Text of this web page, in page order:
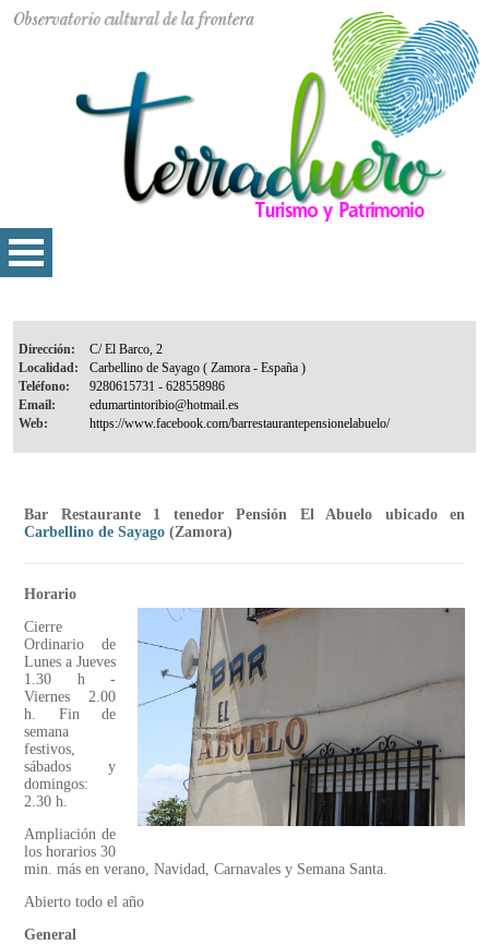
Dirección:
Localidad:
Teléfono:
Email:
Web:
Bar Restaurante 1 tenedor Pensión El Abuelo ubicado en
Carbellino de Sayago (Zamora)
Horario
Cierre
Ordinario de
Lunes a Jueves
1.30 h -
Viernes 2.00
h. Fin de
semana
festivos,
sábados y
domingos:
2.30 h.
Ampliación de
los horarios 30
min. más en verano, Navidad, Carnavales y Semana Santa.
Abierto todo el año
General